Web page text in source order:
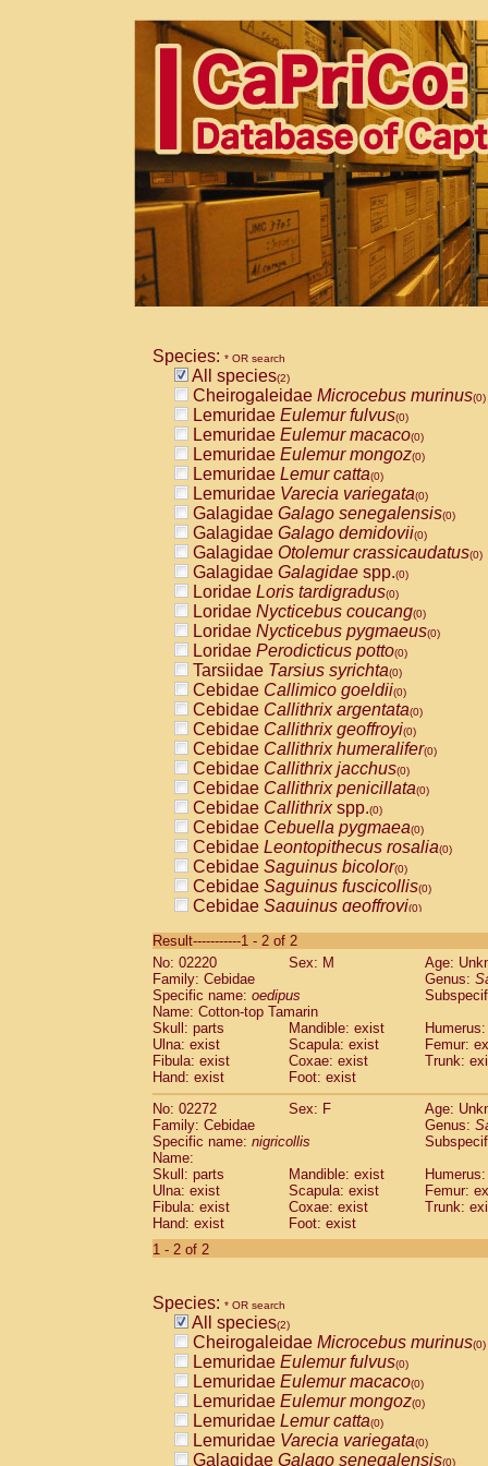
Species: * OR search
All species(2)
Cheirogaleidae Microcebus murinus(0)
Lemuridae Eulemur fulvus(0)
Lemuridae Eulemur macaco(0)
Lemuridae Eulemur mongoz(0)
Lemuridae Lemur catta(0)
Lemuridae Varecia variegata(0)
Galagidae Galago senegalensis(0)
Galagidae Galago demidovii(0)
Galagidae Otolemur crassicaudatus(0)
Galagidae Galagidae spp.(0)
Loridae Loris tardigradus(0)
Loridae Nycticebus coucang(0)
Loridae Nycticebus pygmaeus(0)
Loridae Perodicticus potto(0)
Tarsiidae Tarsius syrichta(0)
Cebidae Callimico goeldii(0)
Cebidae Callithrix argentata(0)
Cebidae Callithrix geoffroyi(0)
Cebidae Callithrix humeralifer(0)
Cebidae Callithrix jacchus(0)
Cebidae Callithrix penicillata(0)
Cebidae Callithrixspp.(0)
Cebidae Cebuella pygmaea(0)
Cebidae Leontopithecus rosalia(0)
Cebidae Saguinus bicolor(0)
Cebidae Saguinus fuscicollis(0)
Cebidae Saguinus geoffroyi(0)
CebidaeSaguinus labiatus(0)
Cebidae Saguinus leucopus (0)
Cebidae
CebidaeSaguinus mystax
Cebidae Saguinus nigricollis (1)
Cebidae Saguinus oedipus
Cebidae Saguinus weddelli
Cebidae Saguinusspp.
Cebidae Aotus trivirgatus
Cebidae
CebidaeCebus apella
Cebidae
Cebidae Cebus nigrivittatus
Cebidae Cebusspp.(0)
Cebidae Saimiri boliviensis
CebidaeSaimiri sciureus(0)
AtelidaeAlouatta caraya(0)
Atelidae Alouatta seniculus
AtelidaeAlouatta
AtelidaeAteles belzebuth(0)
AtelidaeAteles geoffroyi(0)
AtelidaeAteles paniscus(0)
AtelidaeAtelesspp. (0)
AtelidaeLagothrix lagothricha
AtelidaeLagothrix lagothricha cana
PitheciidaeCacajao calvus
Result-----------1 - 2 of 2
No: 02220
Sex: M
Age:
Family: Cebidae
Genus:
Specific name: oedipus
Name: Cotton-top Tamarin
Skull: parts
Mandible: exist
Ulna: exist
Scapula: exist
Femur:
Fibula: exist
Coxae: exist
Trunk:
Hand: exist
Foot: exist
No: 02272
Sex: F
Age:
Family: Cebidae
Genus:
Specific name: nigricollis
Name:
Skull: parts
Mandible: exist
Ulna: exist
Scapula: exist
Femur:
Fibula: exist
Coxae: exist
Trunk:
Hand: exist
Foot: exist
1 - 2 of 2
Species: * OR search
All species(2)
Cheirogaleidae Microcebus murinus(0)
Lemuridae Eulemur fulvus(0)
Lemuridae Eulemur macaco(0)
Lemuridae Eulemur mongoz(0)
Lemuridae Lemur catta(0)
Lemuridae Varecia variegata(0)
Galagidae Galago senegalensis(0)